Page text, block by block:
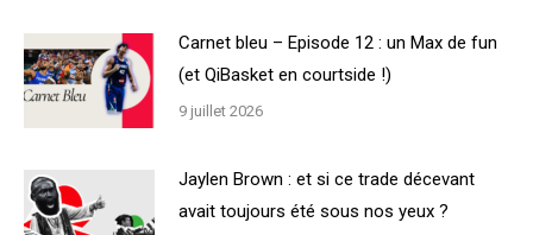
Carnet bleu – Episode 12 : un Max de fun
(et QiBasket en courtside !)
9 juillet 2026
Jaylen Brown : et si ce trade décevant
avait toujours été sous nos yeux ?